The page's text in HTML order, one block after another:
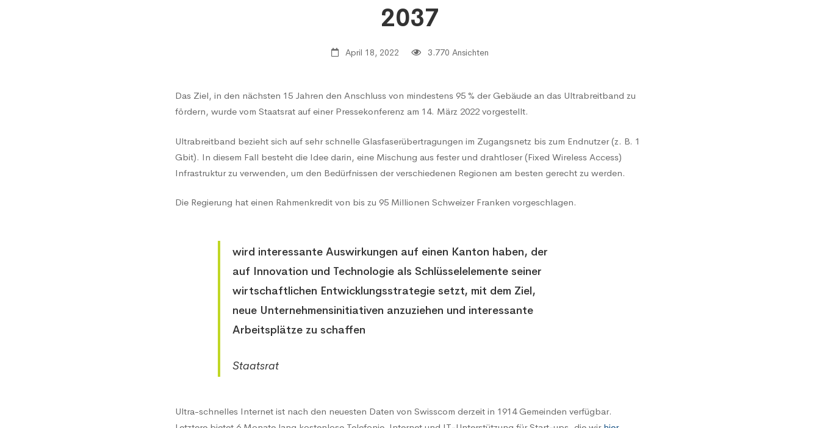
der
Gebäude
im
Kanton
Tessin
2037
2037
April 18, 2022 3.770 Ansichten
Das Ziel, in den nächsten 15 Jahren den Anschluss von mindestens 95 % der Gebäude an das Ultrabreitband zu
fördern, wurde vom Staatsrat auf einer Pressekonferenz am 14. März 2022 vorgestellt.
Ultrabreitband bezieht sich auf sehr schnelle Glasfaserübertragungen im Zugangsnetz bis zum Endnutzer (z. B. 1
Gbit). In diesem Fall besteht die Idee darin, eine Mischung aus fester und drahtloser (Fixed Wireless Access)
Infrastruktur zu verwenden, um den Bedürfnissen der verschiedenen Regionen am besten gerecht zu werden.
Die Regierung hat einen Rahmenkredit von bis zu 95 Millionen Schweizer Franken vorgeschlagen.
wird interessante Auswirkungen auf einen Kanton haben, der
auf Innovation und Technologie als Schlüsselelemente seiner
wirtschaftlichen Entwicklungsstrategie setzt, mit dem Ziel,
neue Unternehmensinitiativen anzuziehen und interessante
Arbeitsplätze zu schaffen
Staatsrat
Ultra-schnelles Internet ist nach den neuesten Daten von Swisscom derzeit in 1914 Gemeinden verfügbar.